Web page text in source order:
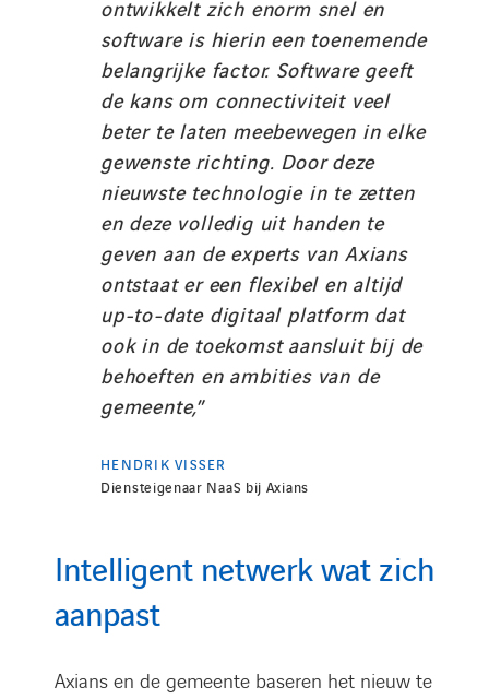
ontwikkelt zich enorm snel en
software is hierin een toenemende
belangrijke factor. Software geeft
de kans om connectiviteit veel
beter te laten meebewegen in elke
gewenste richting. Door deze
nieuwste technologie in te zetten
en deze volledig uit handen te
geven aan de experts van Axians
ontstaat er een flexibel en altijd
up-to-date digitaal platform dat
ook in de toekomst aansluit bij de
behoeften en ambities van de
gemeente,”
HENDRIK VISSER
Diensteigenaar NaaS bij Axians
Intelligent netwerk wat zich
aanpast
Axians en de gemeente baseren het nieuw te